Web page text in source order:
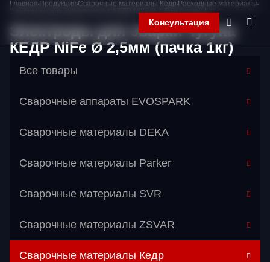
Консультация
Продукция
Корзина
Главная Продукция Сварочные материалы Кедр Расходные материалы
Электроды для сварки чугуна КЕДР NiFe Ø 2,5мм (пачка 1кг)
Электроды для сварки чугуна
КЕДР NiFe Ø 2,5мм (пачка 1кг)
Все товары
Сварочные аппараты EVOSPARK
Сварочные материалы DEKA
Сварочные материалы Parker
Сварочные материалы SVR
Сварочные материалы ZSVAR
Сварочные материалы Кедр